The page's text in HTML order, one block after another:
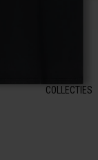
COLLECTIES